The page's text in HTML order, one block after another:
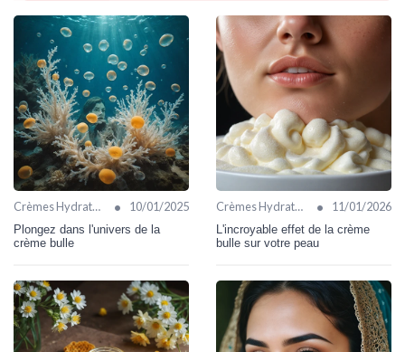
Crèmes Hydratantes • 10/01/2025
Plongez dans l'univers de la
crème bulle
Crèmes Hydratantes • 11/01/2026
L'incroyable effet de la crème
bulle sur votre peau